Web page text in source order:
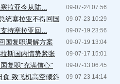
09-07-24 07:56
拉亚今从陆...
09-07-23 10:29
统塞拉亚不得回国
09-07-19 23:56
持塞拉亚回...
09-07-19 13:04
国复职调解方案
09-07-17 15:01
斯国内情势紧张
09-07-13 06:45
复职"充满信心"
09-07-23 14:14
食 致飞机高空倾斜